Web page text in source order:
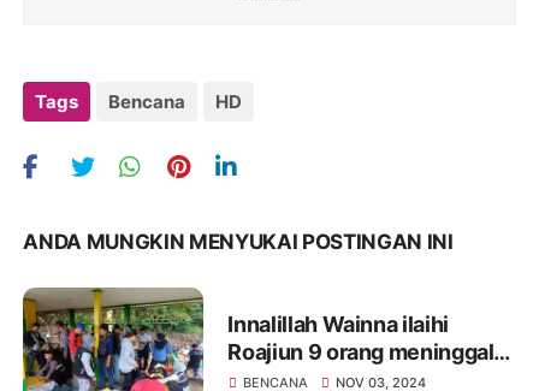
Tags Bencana HD
ANDA MUNGKIN MENYUKAI POSTINGAN INI
Innalillah Wainna ilaihi
Roajiun 9 orang meninggal
Tertimpa Pohon di
BENCANA NOV 03, 2024